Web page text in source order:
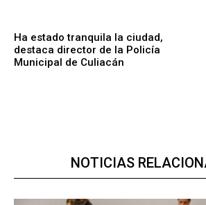
Ha estado tranquila la ciudad,
destaca director de la Policía
Municipal de Culiacán
NOTICIAS